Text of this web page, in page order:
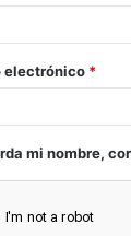
electrónico *
mi nombre,